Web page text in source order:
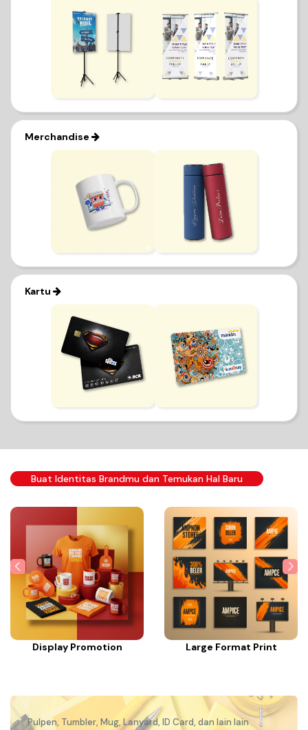
Merchandise
Kartu
Buat Identitas Brandmu dan Temukan Hal Baru
Display Promotion Large Format Print
Pulpen, Tumbler, Mug, Lanyard, ID Card, dan lain lain